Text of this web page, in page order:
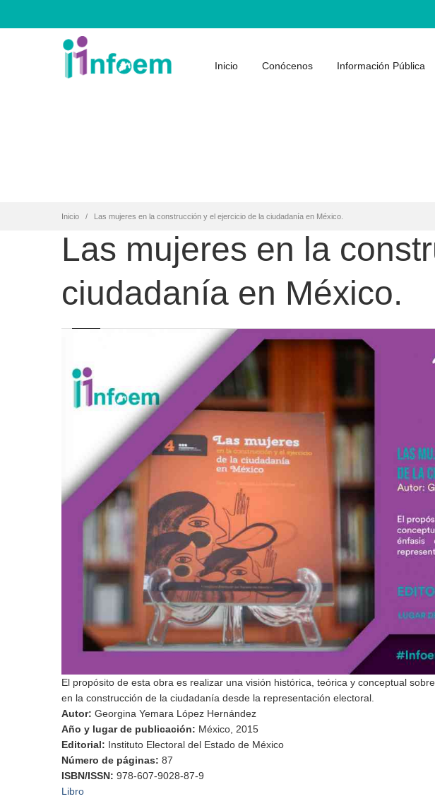
Inicio Conócenos Información Pública
Inicio Las mujeres en la construcción y el ejercicio de la ciudadanía en México.
Las mujeres en la
ciudadanía en México.
El propósito de esta obra es realizar una visión histórica, teórica y conceptual
en la construcción de la ciudadanía desde la representación electoral.
Autor: Georgina Yemara López Hernández
Año y lugar de publicación: México, 2015
Editorial: Instituto Electoral del Estado de México
Número de páginas: 87
ISBN/ISSN: 978-607-9028-87-9
Libro